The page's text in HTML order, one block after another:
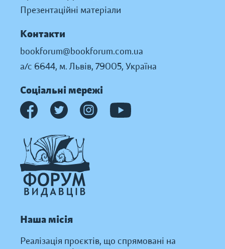
Презентаційні матеріали
Контакти
bookforum@bookforum.com.ua
а/с 6644, м. Львів, 79005, Україна
Соціальні мережі
Наша місія
Реалізація проєктів, що спрямовані на